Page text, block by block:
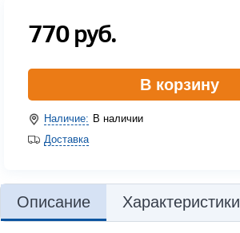
770руб.
В корзину
Наличие: В наличии
Доставка
Описание Характеристики